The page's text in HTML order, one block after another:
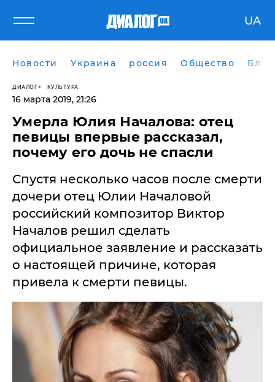
UA
Новости Украина россия Общество
ДИАЛОГ КУЛЬТУРА
16 марта 2019, 21:26
Умерла Юлия Началова: отец
певицы впервые рассказал,
почему его дочь не спасли
Спустя несколько часов после смерти
дочери отец Юлии Началовой
российский композитор Виктор
Началов решил сделать
официальное заявление и рассказать
о настоящей причине, которая
привела к смерти певицы.